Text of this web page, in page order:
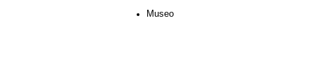
Museo